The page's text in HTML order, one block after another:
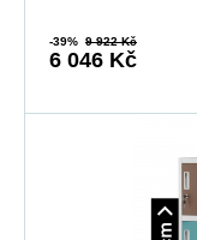
-39% 9 922 Kč
6 046 Kč